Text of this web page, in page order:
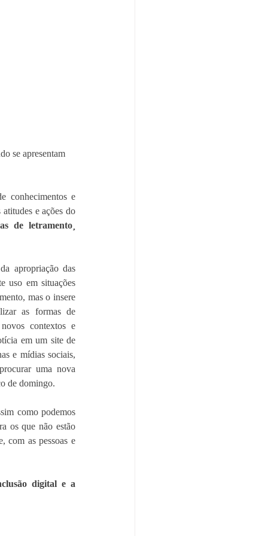
se apresentam
conhecimentos e
atitudes e ações do
apropriação das
uso em situações
mas o insere
as formas de
contextos e
em um site de
e mídias sociais,
uma nova
de domingo.
como podemos
os que não estão
com as pessoas e
digital e a